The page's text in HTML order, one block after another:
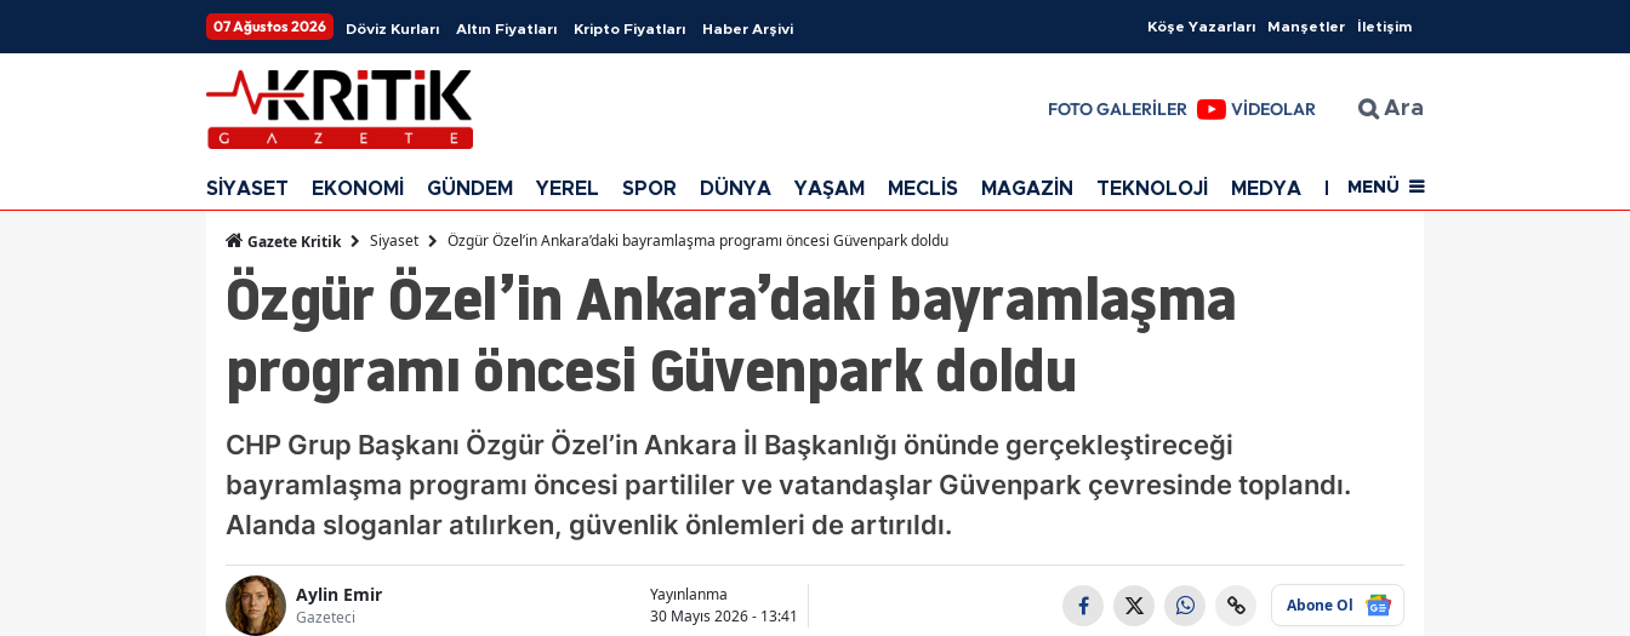
07 Ağustos 2026 Döviz Kurları Altın Fiyatları Kripto Fiyatları Haber Arşivi Köşe Yazarları Manşetler İletişim
FOTO GALERİLER VİDEOLAR Ara
SİYASET EKONOMİ GÜNDEM YEREL SPOR DÜNYA YAŞAM MECLİS MAGAZİN TEKNOLOJİ MEDYA EĞİTİM SAĞLIK
MENÜ
Gazete Kritik Siyaset Özgür Özel’in Ankara’daki bayramlaşma programı öncesi Güvenpark doldu
Özgür Özel’in Ankara’daki bayramlaşma
programı öncesi Güvenpark doldu
CHP Grup Başkanı Özgür Özel’in Ankara İl Başkanlığı önünde gerçekleştireceği
bayramlaşma programı öncesi partililer ve vatandaşlar Güvenpark çevresinde toplandı.
Alanda sloganlar atılırken, güvenlik önlemleri de artırıldı.
Aylin Emir
Gazeteci
Yayınlanma
30 Mayıs 2026 - 13:41
Abone Ol